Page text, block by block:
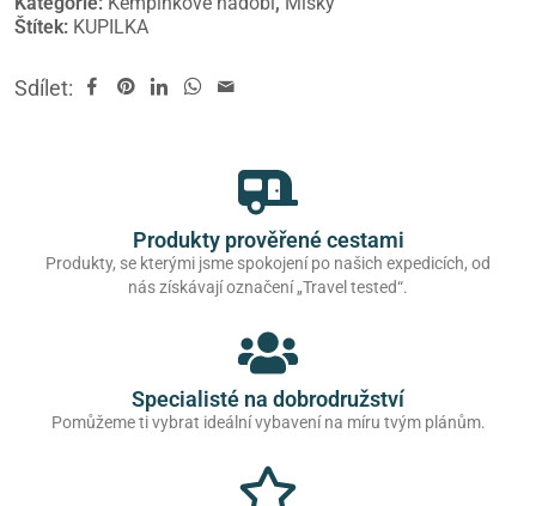
Štítek: KUPILKA
Sdílet:
Produkty prověřené cestami
Produkty, se kterými jsme spokojení po našich expedicích, od
nás získávají označení „Travel tested“.
Specialisté na dobrodružství
Pomůžeme ti vybrat ideální vybavení na míru tvým plánům.